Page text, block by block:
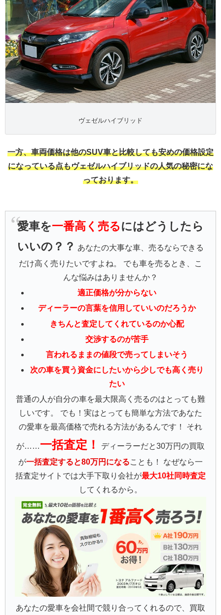
ヴェゼルハイブリッド
一方、車両価格は他のSUV車と比較しても安めの価格設定
になっている点もヴェゼルハイブリッドの人気の秘密にな
っております。
愛車を一番高く売るにはどうしたら
いいの？？ あなたの大事な車、売るならできる
だけ高く売りたいですよね。 でも車を売るとき、こ
んな悩みはありませんか？
適正価格が分からない
ディーラーの言葉を信用していいのだろうか
きちんと査定してくれているのか心配
交渉するのが苦手
言われるままの値段で売ってしまいそう
次の車を買う資金にしたいから少しでも高く売り
たい
普通の人が自分の車を最大限高く売るのはとっても難
しいです。 でも！実はとっても簡単な方法であなた
の愛車を最高価格で売れる方法があるんです！ それ
が……一括査定！
ディーラーだと30万円の買取
が一括査定すると80万円になることも！ なぜなら一
括査定サイトでは大手下取り会社が最大10社同時査定
してくれるから。
あなたの愛車を会社間で競り合ってくれるので、買取